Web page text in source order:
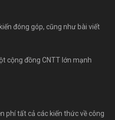
đóng góp, cũng như bài viết
cộng đồng CNTT lớn mạnh
phí tất cả các kiến thức về công